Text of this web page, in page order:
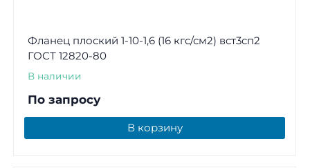
Фланец плоский 1-10-1,6 (16 кгс/см2) вст3сп2
ГОСТ 12820-80
В наличии
По запросу
В корзину